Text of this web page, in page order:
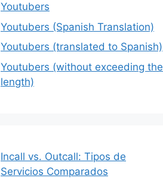
Youtubers
Youtubers (Spanish Translation)
Youtubers (translated to Spanish)
Youtubers (without exceeding the
length)
Incall vs. Outcall: Tipos de
Servicios Comparados